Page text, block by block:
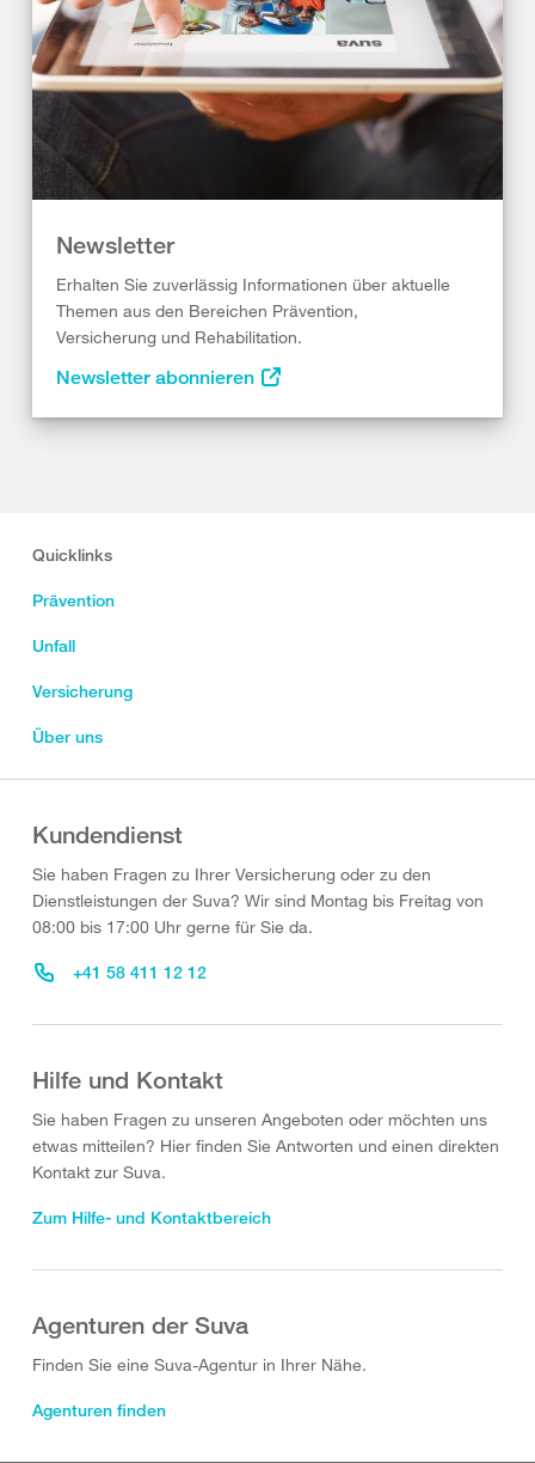
Newsletter
Erhalten Sie zuverlässig Informationen über aktuelle
Themen aus den Bereichen Prävention,
Versicherung und Rehabilitation.
Newsletter abonnieren
Quicklinks
Prävention
Unfall
Versicherung
Über uns
Kundendienst
Sie haben Fragen zu Ihrer Versicherung oder zu den
Dienstleistungen der Suva? Wir sind Montag bis Freitag von
08:00 bis 17:00 Uhr gerne für Sie da.
+41 58 411 12 12
Hilfe und Kontakt
Sie haben Fragen zu unseren Angeboten oder möchten uns
etwas mitteilen? Hier finden Sie Antworten und einen direkten
Kontakt zur Suva.
Zum Hilfe- und Kontaktbereich
Agenturen der Suva
Finden Sie eine Suva-Agentur in Ihrer Nähe.
Agenturen finden